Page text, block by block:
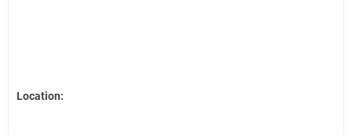
Location: